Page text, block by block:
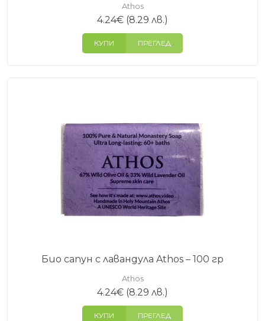
Athos
4.24€ (8.29 лв.)
КУПИ ПРЕГЛЕД
Био сапун с лавандула Athos – 100 гр
Athos
4.24€ (8.29 лв.)
КУПИ ПРЕГЛЕД